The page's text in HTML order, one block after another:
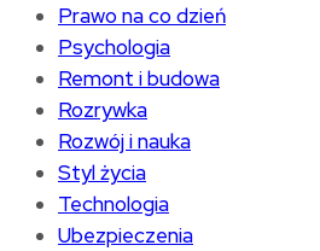
Prawo na co dzień
Psychologia
Remont i budowa
Rozrywka
Rozwój i nauka
Styl życia
Technologia
Ubezpieczenia